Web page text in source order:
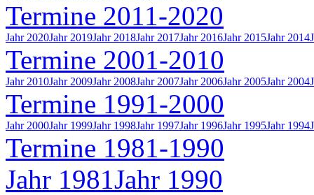
Termine 2011-2020
Jahr 2020Jahr 2019Jahr 2018Jahr 2017Jahr 2016Jahr 2015Jahr 2014
Termine 2001-2010
Jahr 2010Jahr 2009Jahr 2008Jahr 2007Jahr 2006Jahr 2005Jahr 2004
Termine 1991-2000
Jahr 2000Jahr 1999Jahr 1998Jahr 1997Jahr 1996Jahr 1995Jahr 1994
Termine 1981-1990
Jahr 1981Jahr 1990